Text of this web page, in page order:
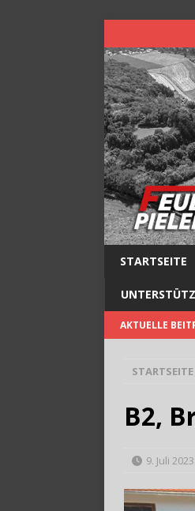
STARTSEITE
AKTUELLE
STARTSEITE
B2,
9. Juli 2023